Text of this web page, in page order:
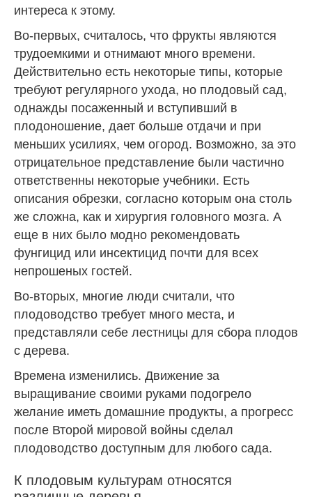
интереса к этому.
Во-первых, считалось, что фрукты являются
трудоемкими и отнимают много времени.
Действительно есть некоторые типы, которые
требуют регулярного ухода, но плодовый сад,
однажды посаженный и вступивший в
плодоношение, дает больше отдачи и при
меньших усилиях, чем огород. Возможно, за это
отрицательное представление были частично
ответственны некоторые учебники. Есть
описания обрезки, согласно которым она столь
же сложна, как и хирургия головного мозга. А
еще в них было модно рекомендовать
фунгицид или инсектицид почти для всех
непрошеных гостей.
Во-вторых, многие люди считали, что
плодоводство требует много места, и
представляли себе лестницы для сбора плодов
с дерева.
Времена изменились. Движение за
выращивание своими руками подогрело
желание иметь домашние продукты, а прогресс
после Второй мировой войны сделал
плодоводство доступным для любого сада.
К плодовым культурам относятся